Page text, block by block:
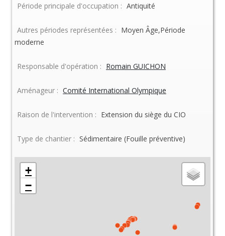
Période principale d'occupation : Antiquité
Autres périodes représentées : Moyen Âge,Période
moderne
Responsable d'opération : Romain GUICHON
Aménageur : Comité International Olympique
Raison de l'intervention : Extension du siège du CIO
Type de chantier : Sédimentaire (Fouille préventive)
+
−